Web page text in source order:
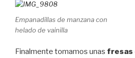
Empanadillas de manzana con
helado de vainilla
Finalmente tomamos unas fresas